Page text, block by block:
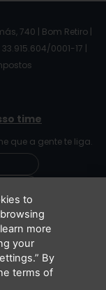
740 | Bom Retiro |
0001-17 |
time
que a gente te liga.
serão
to
more
your
By
terms of